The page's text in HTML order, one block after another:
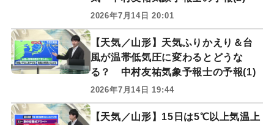
2026年7月14日 20:01
【天気／山形】天気ふりかえり＆台
風が温帯低気圧に変わるとどうな
る？ 中村友祐気象予報士の予報(1)
2026年7月14日 19:44
【天気／山形】15日は5℃以上気温上